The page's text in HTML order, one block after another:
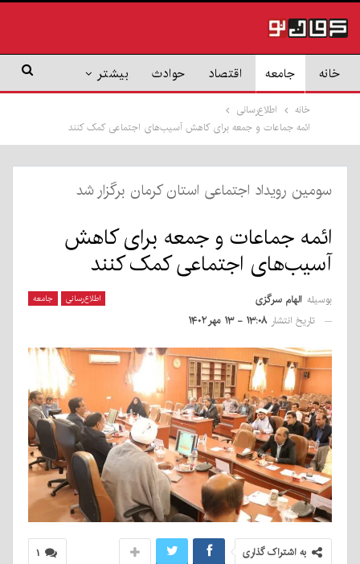
خانه جامعه اقتصاد حوادث بیشتر
خانه
اطلاع‌رسانی
ائمه جماعات و جمعه برای کاهش آسیب‌های اجتماعی کمک کنند
سومین رویداد اجتماعی استان کرمان برگزار شد
ائمه جماعات و جمعه برای کاهش
آسیب‌های اجتماعی کمک کنند
اطلاع‌رسانی جامعه بوسیله الهام سرگزی
تاریخ انتشار ۱۳:۰۸ - ۱۳ مهر ۱۴۰۲
۱ به اشتراک گذاری